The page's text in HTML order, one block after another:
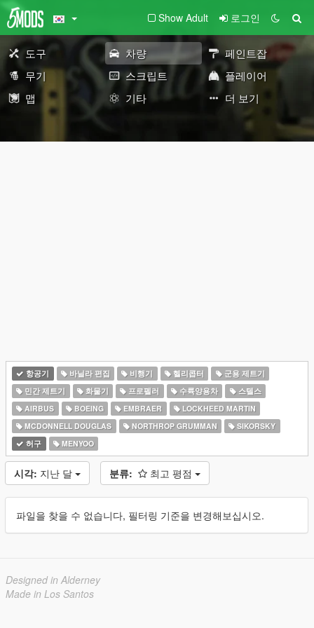
Show Adult 로그인
도구 차량
페인트잡
무기
스크립트
플레이어
맵
기타 더 보기
항공기 바닐라 편집 비행기 헬리콥터
군용 제트기
민간 제트기
화물기 프로펠러 수륙양용차
스텔스
AIRBUS
BOEING EMBRAER
LOCKHEED MARTIN
MCDONNELL DOUGLAS
NORTHROP GRUMMAN
SIKORSKY
허구
MENYOO
시각: 지난 달 분류: 최고 평점
파일을 찾을 수 없습니다, 필터링 기준을 변경해보십시오.
Designed in Alderney
Made in Los Santos